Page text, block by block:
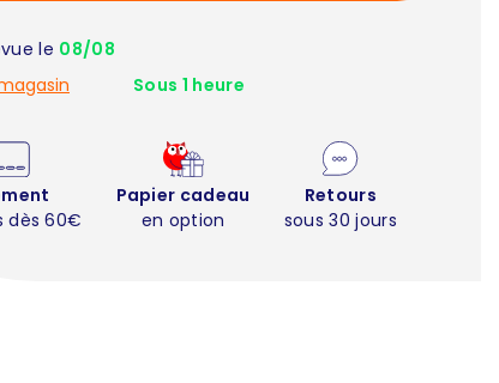
le 08/08
Sous 1 heure
dès 60€
Papier cadeau
en option
Retours
sous 30 jours